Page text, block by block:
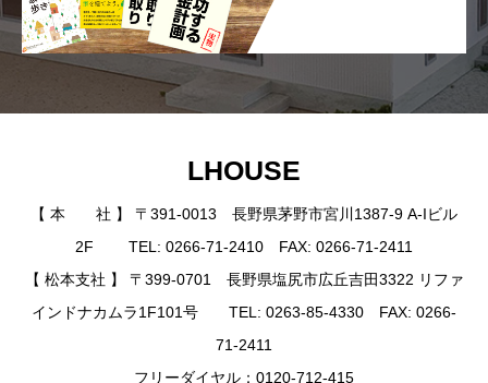
LHOUSE
【 本 社 】 〒391-0013 長野県茅野市宮川1387-9 A-Iビル
2F TEL: 0266-71-2410 FAX: 0266-71-2411
【 松本支社 】 〒399-0701 長野県塩尻市広丘吉田3322 リファ
インドナカムラ1F101号 TEL: 0263-85-4330 FAX: 0266-
71-2411
フリーダイヤル：0120-712-415